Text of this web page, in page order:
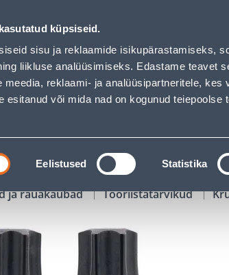
küpsiseid.
sisu ja reklaamide isikupärastamiseks,
liikluse analüüsimiseks. Edastame teavet
meedia, reklaami- ja analüüsipartneritele, kes
esitanud või mida nad on kogunud teiepoolse
Eelistused Statistika
loaded
Klienditeenindus Teenused Karjäärileht
OTSI
KATALOOGID
ja rauakaubad Tööriistatarvikud